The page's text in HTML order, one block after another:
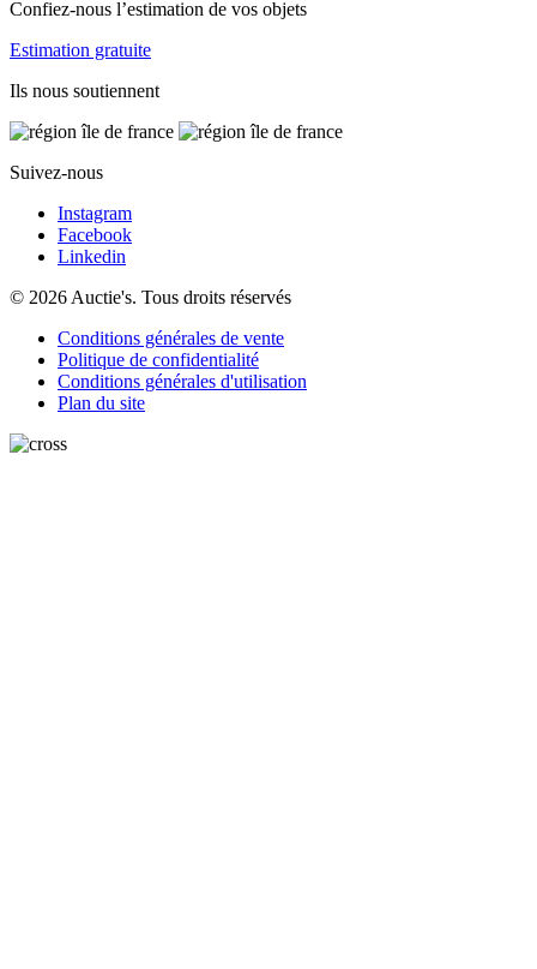
Confiez-nous l’estimation de vos objets
Estimation gratuite
Ils nous soutiennent
Suivez-nous
Instagram
Facebook
Linkedin
© 2026 Auctie's. Tous droits réservés
Conditions générales de vente
Politique de confidentialité
Conditions générales d'utilisation
Plan du site